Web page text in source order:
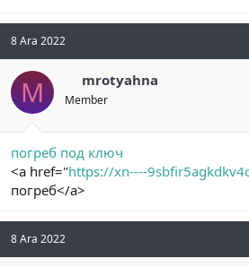
8 Ara 2022
M mrotyahna
Member
погреб под ключ
<a href="https://xn----
погреб</a>
8 Ara 2022